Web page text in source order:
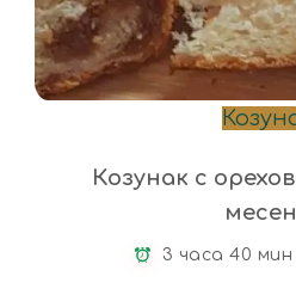
Козунак с
3 часа 40 мин